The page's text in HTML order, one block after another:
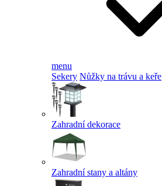
menu
Sekery Nůžky na trávu a keře
Zahradní dekorace
Zahradní stany a altány